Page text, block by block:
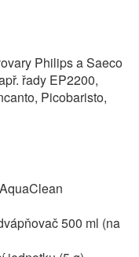
Philips a Saeco
řady EP2200,
Picobaristo,
500 ml (na